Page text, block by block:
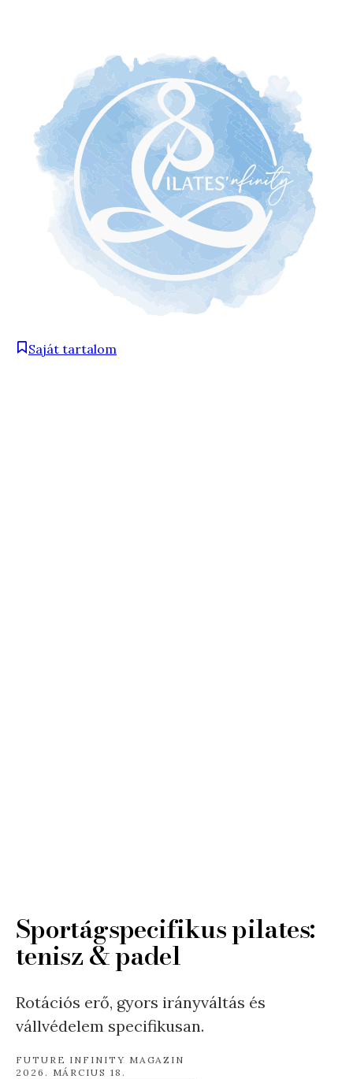
Saját tartalom
Sportágspecifikus pilates:
tenisz & padel
Rotációs erő, gyors irányváltás és
vállvédelem specifikusan.
FUTURE INFINITY MAGAZIN
2026. MÁRCIUS 18.